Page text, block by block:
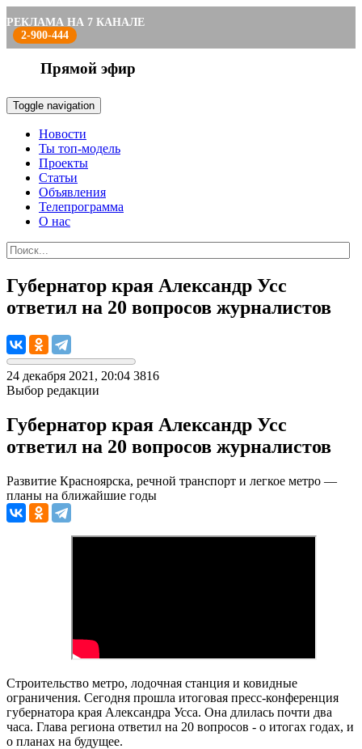
РЕКЛАМА НА 7 КАНАЛЕ
2-900-444
Прямой эфир
Toggle navigation
Новости
Ты топ-модель
Проекты
Статьи
Объявления
Телепрограмма
О нас
Губернатор края Александр Усс
ответил на 20 вопросов журналистов
24 декабря 2021, 20:04 3816
Выбор редакции
Губернатор края Александр Усс
ответил на 20 вопросов журналистов
Развитие Красноярска, речной транспорт и легкое метро —
планы на ближайшие годы
Строительство метро, лодочная станция и ковидные
ограничения. Сегодня прошла итоговая пресс-конференция
губернатора края Александра Усса. Она длилась почти два
часа. Глава региона ответил на 20 вопросов - о итогах годах, и
о планах на будущее.